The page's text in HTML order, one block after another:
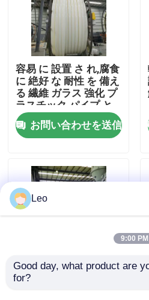
VRショー
企業情報
会社案内
品質管理
お問い合わせ
ニュース
容易 に 設置 さ れ,腐食
に 絶好 な 耐性 を 備え
る 繊維 ガラス 強化 プ
ラスチック パイプ と
絶好 な UV 耐性
お問い合わせを送信
アンチアブラシオン
Leo
9:00 PM
Good day, what product are
for?